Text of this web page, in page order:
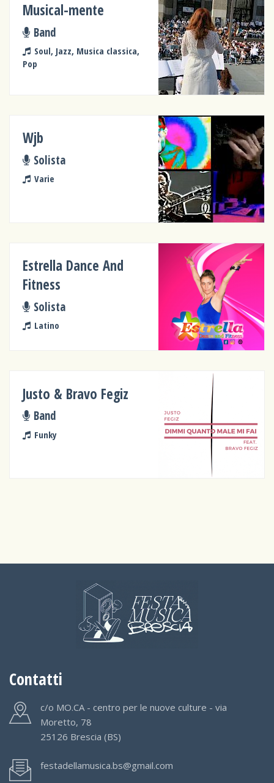
Musical-mente
Band
Soul, Jazz, Musica classica,
Pop
Wjb
Solista
Varie
Estrella Dance And
Fitness
Solista
Latino
Justo & Bravo Fegiz
Band
Funky
Contatti
c/o MO.CA - centro per le nuove culture - via
Moretto, 78
25126 Brescia (BS)
festadellamusica.bs@gmail.com